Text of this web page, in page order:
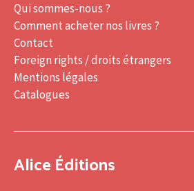
Qui sommes-nous ?
Comment acheter nos livres ?
Contact
Foreign rights / droits étrangers
Mentions légales
Catalogues
Alice Éditions